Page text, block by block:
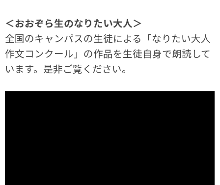
＜おおぞら生のなりたい大人＞
全国のキャンパスの生徒による「なりたい大人
作文コンクール」の作品を生徒自身で朗読して
います。是非ご覧ください。